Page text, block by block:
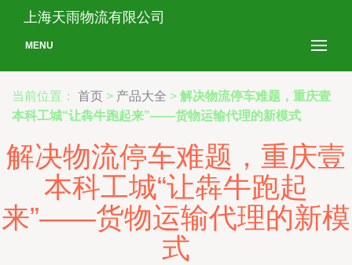
上海天雨物流有限公司
MENU
当前位置： 首页 > 产品大全 > 解决物流停车难题，重庆壹
本科工城“让犇牛跑起来”——货物运输代理的新模式
解决物流停车难题，重庆壹
本科工城“让犇牛跑起
来”——货物运输代理的新模
式